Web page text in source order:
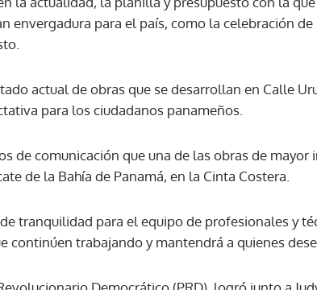
ACEPTAR
envergadura para el país, como la celebración
actual de obras que se desarrollan en Calle
para los ciudadanos panameños.
de comunicación que una de las obras de mayor
de la Bahía de Panamá, en la Cinta Costera.
tranquilidad para el equipo de profesionales y
continúen trabajando y mantendrá a quienes